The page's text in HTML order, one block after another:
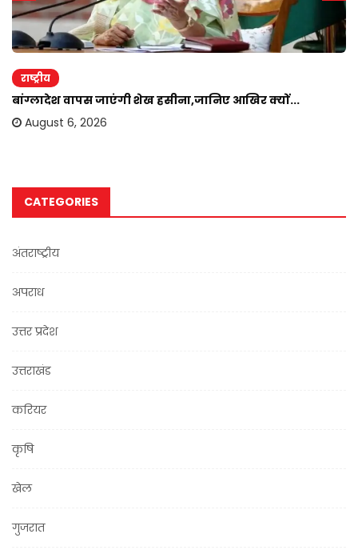
राष्ट्रीय
बांग्लादेश वापस जाएंगी शेख हसीना,जानिए आखिर क्यों...
August 6, 2026
CATEGORIES
अंतराष्ट्रीय
अपराध
उत्तर प्रदेश
उत्तराखंड
करियर
कृषि
खेल
गुजरात